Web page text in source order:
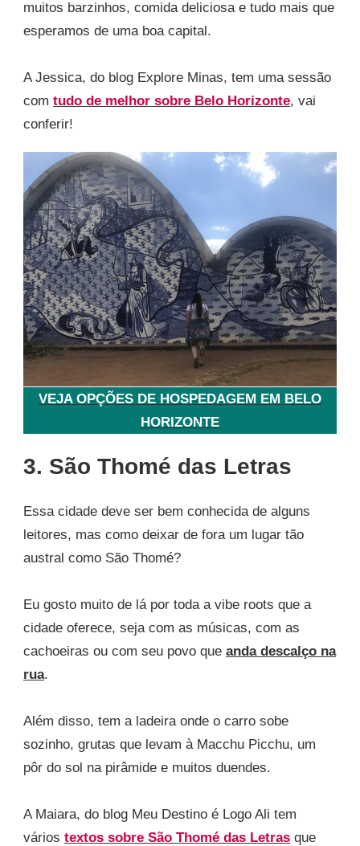
muitos barzinhos, comida deliciosa e tudo mais que
esperamos de uma boa capital.
A Jessica, do blog Explore Minas, tem uma sessão
com tudo de melhor sobre Belo Horizonte, vai
conferir!
VEJA OPÇÕES DE HOSPEDAGEM EM BELO
HORIZONTE
3. São Thomé das Letras
Essa cidade deve ser bem conhecida de alguns
leitores, mas como deixar de fora um lugar tão
austral como São Thomé?
Eu gosto muito de lá por toda a vibe roots que a
cidade oferece, seja com as músicas, com as
cachoeiras ou com seu povo que anda descalço na
rua.
Além disso, tem a ladeira onde o carro sobe
sozinho, grutas que levam à Macchu Picchu, um
pôr do sol na pirâmide e muitos duendes.
A Maiara, do blog Meu Destino é Logo Ali tem
vários textos sobre São Thomé das Letras que